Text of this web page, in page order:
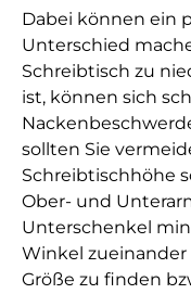
Dabei können ein
Unterschied
Schreibtisch zu
ist, können sich
sollten Sie
Schreibtischhöhe
Ober- und
Unterschenkel
Winkel
Größe zu finden